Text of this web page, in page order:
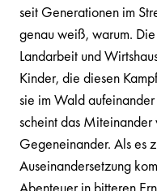
seit Generationen im
genau weiß, warum.
Landarbeit und
Kinder, die diesen
sie im Wald
scheint das
Gegeneinander. Als es
Auseinandersetzung